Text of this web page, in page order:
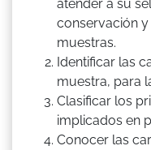
atender a su
conservación
muestras.
Identificar las
muestra, para
Clasificar los
implicados en
Conocer las